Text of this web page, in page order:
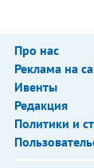
Про нас
Реклама на
Ивенты
Редакция
Политики и